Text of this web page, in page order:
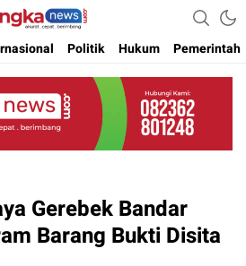
Lingkanews
Cepat & Berimbang
Politik Hukum Pemerintah
Gerebek Bandar
Barang Bukti Disita